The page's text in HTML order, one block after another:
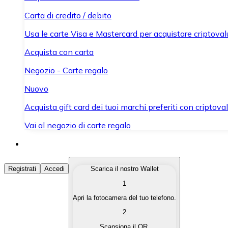
Carta di credito / debito
Usa le carte Visa e Mastercard per acquistare
Acquista con carta
Negozio - Carte regalo
Nuovo
Acquista gift card dei tuoi marchi preferiti con
Vai al negozio di carte regalo
Acquista Criptovalute
Acquista le criptovalute che ti interessano in modo
Converti le tue criptovalute in valuta fiat quando ne hai
Registrati Accedi
Scarica il nostro Wallet
1
Apri la fotocamera del tuo telefono.
2